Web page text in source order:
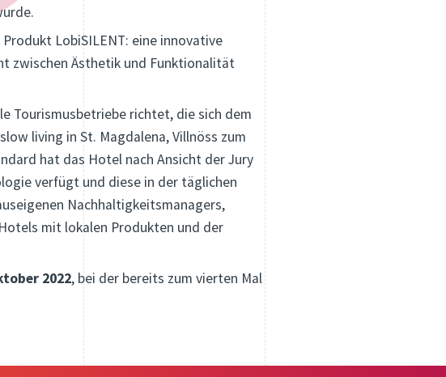
LobiSILENT: eine innovative
zwischen Ästhetik und Funktionalität
Tourismusbetriebe richtet, die sich dem
living in St. Magdalena, Villnöss zum
hat das Hotel nach Ansicht der Jury
verfügt und diese in der täglichen
Nachhaltigkeitsmanagers,
mit lokalen Produkten und der
2022, bei der bereits zum vierten Mal